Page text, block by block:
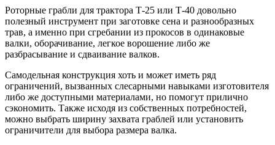
Роторные грабли для трактора Т-25 или Т-40 довольно
полезный инструмент при заготовке сена и разнообразных
трав, а именно при сгребании из прокосов в одинаковые
валки, оборачивание, легкое ворошение либо же
разбрасывание и сдваивание валков.
Самодельная конструкция хоть и может иметь ряд
ограничений, вызванных слесарными навыками изготовителя
либо же доступными материалами, но помогут прилично
сэкономить. Также исходя из собственных потребностей,
можно выбрать ширину захвата граблей или установить
ограничители для выбора размера валка.